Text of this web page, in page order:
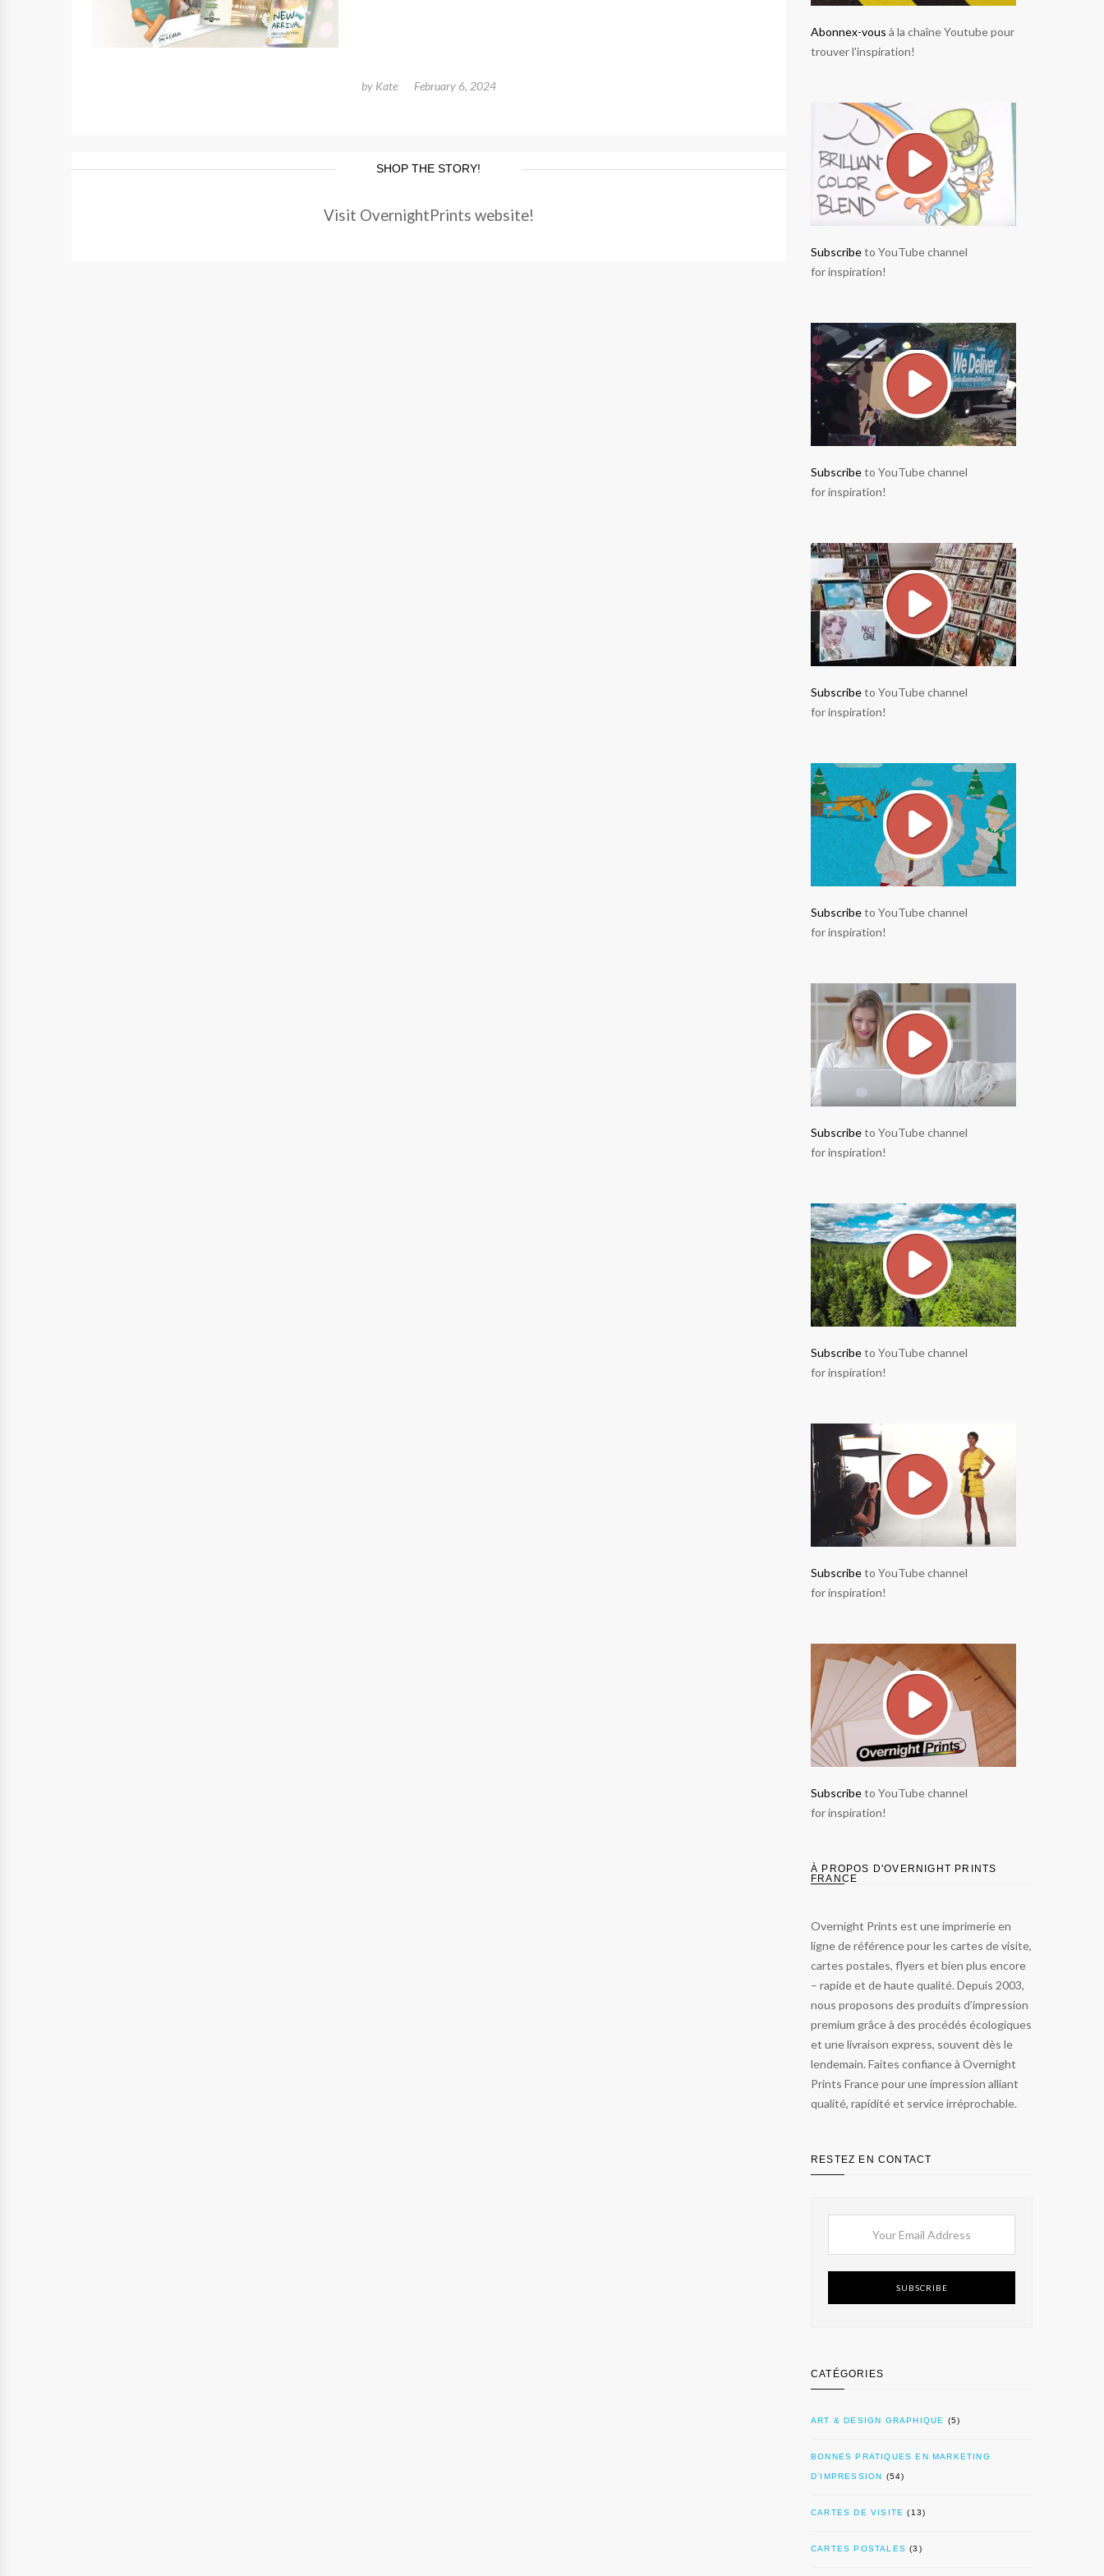
by Kate February 6, 2024
SHOP THE STORY!
Visit OvernightPrints website!
Abonnex-vous à la chaîne Youtube pour
trouver l'inspiration!
Subscribeto YouTube channel
for inspiration!
Subscribeto YouTube channel
for inspiration!
Subscribeto YouTube channel
for inspiration!
Subscribeto YouTube channel
for inspiration!
Subscribeto YouTube channel
for inspiration!
Subscribeto YouTube channel
for inspiration!
Subscribeto YouTube channel
for inspiration!
Subscribeto YouTube channel
for inspiration!
À PROPOS D'OVERNIGHT PRINTS
FRANCE
Overnight Prints est une imprimerie en
ligne de référence pour les cartes de visite,
cartes postales, flyers et bien plus encore
– rapide et de haute qualité. Depuis 2003,
nous proposons des produits d’impression
premium grâce à des procédés écologiques
et une livraison express, souvent dès le
lendemain. Faites confiance à Overnight
Prints France pour une impression alliant
qualité, rapidité et service irréprochable.
RESTEZ EN CONTACT
SUBSCRIBE
CATÉGORIES
ART & DESIGN GRAPHIQUE (5)
BONNES PRATIQUES EN MARKETING
D’IMPRESSION (54)
CARTES DE VISITE (13)
CARTES POSTALES (3)